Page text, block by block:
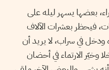
بعضها يسهر ليله على
فيحظر بعشرات الآلاف
في سراب، لا يريد أن
وخيّر الارتماء في أحضان